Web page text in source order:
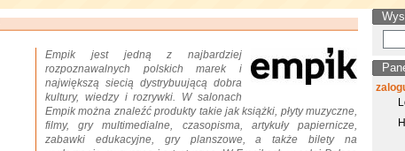
Empik jest jedną z najbardziej
rozpoznawalnych polskich marek i
największą siecią dystrybuującą dobra
kultury, wiedzy i rozrywki. W salonach
Empik można znaleźć produkty takie jak książki, płyty muzyczne,
filmy, gry multimedialne, czasopisma, artykuły papiernicze,
zabawki edukacyjne, gry planszowe, a także bilety na